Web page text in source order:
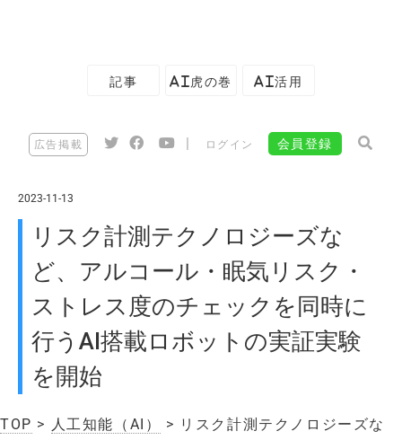
記事 AI虎の巻 AI活用
広告掲載 ログイン 会員登録
2023-11-13
リスク計測テクノロジーズな
ど、アルコール・眠気リスク・
ストレス度のチェックを同時に
行うAI搭載ロボットの実証実験
を開始
TOP > 人工知能（AI）
> リスク計測テクノロジーズな